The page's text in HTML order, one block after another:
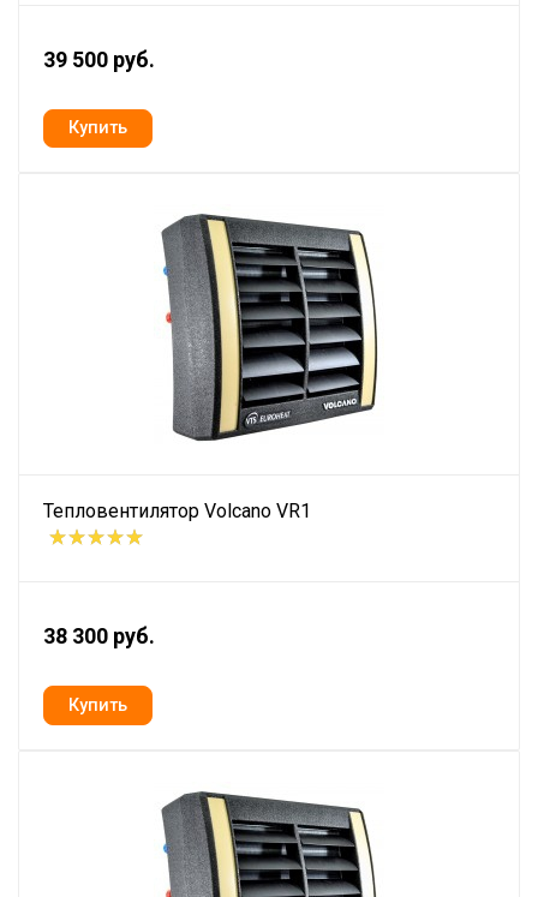
39 500 руб.
Тепловентилятор Volcano VR1
38 300 руб.